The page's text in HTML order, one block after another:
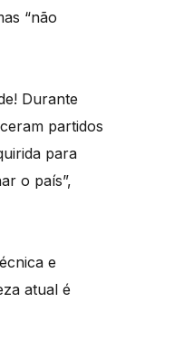
“não
Durante
partidos
para
o país”,
e
atual é